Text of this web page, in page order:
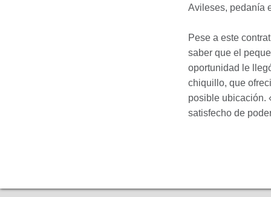
Avileses, pedanía
Pese a este
saber que el
oportunidad le
chiquillo, que
posible ubicación.
satisfecho de